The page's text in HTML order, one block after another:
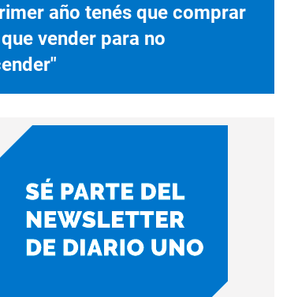
año tenés que comprar
vender para no